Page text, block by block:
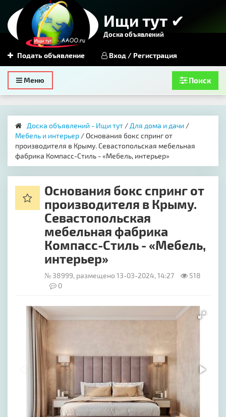
Ищи тут ✔
Доска объявлений
Подать объявление Вход / Регистрация
Toggle
navigation
Меню Поиск
Доска объявлений - Ищи тут / Для дома и дачи /
Мебель и интерьер / Основания бокс спринг от
производителя в Крыму. Севастопольская мебельная
фабрика Компасс-Стиль - «Мебель, интерьер»
Основания бокс спринг от
производителя в Крыму.
Севастопольская
мебельная фабрика
Компасс-Стиль - «Мебель,
интерьер»
№ 38999, размещено 13-03-2024, 14:27
518
0